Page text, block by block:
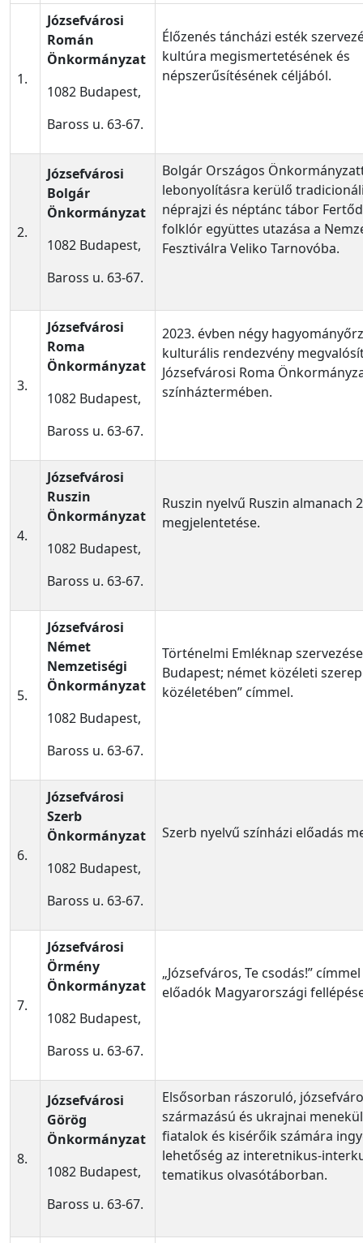
1.
Józsefvárosi
Román
Önkormányzat
1082 Budapest,
Baross u. 63-67.
Élőzenés táncházi esték
kultúra megismertetésének és
népszerűsítésének céljából.
2.
Józsefvárosi
Bolgár
Önkormányzat
1082 Budapest,
Baross u. 63-67.
Bolgár Országos
lebonyolításra kerülő
néprajzi és néptánc tábor
folklór együttes utazása a
Fesztiválra Veliko Tarnovóba.
3.
Józsefvárosi
Roma
Önkormányzat
1082 Budapest,
Baross u. 63-67.
2023. évben négy
kulturális rendezvény
Józsefvárosi Roma
színháztermében.
4.
Józsefvárosi
Ruszin
Önkormányzat
1082 Budapest,
Baross u. 63-67.
Ruszin nyelvű Ruszin almanach
megjelentetése.
5.
Józsefvárosi
Német
Nemzetiségi
Önkormányzat
1082 Budapest,
Baross u. 63-67.
Történelmi Emléknap
Budapest; német közéleti
közéletében” címmel.
6.
Józsefvárosi
Szerb
Önkormányzat
1082 Budapest,
Baross u. 63-67.
Szerb nyelvű színházi előadás
7.
Józsefvárosi
Örmény
Önkormányzat
1082 Budapest,
Baross u. 63-67.
„Józsefváros, Te csodás!”
előadók Magyarországi
8.
Józsefvárosi
Görög
Önkormányzat
1082 Budapest,
Baross u. 63-67.
Elsősorban rászoruló,
származású és ukrajnai
fiatalok és kisérőik számára
lehetőség az interetnikus-
tematikus olvasótáborban.